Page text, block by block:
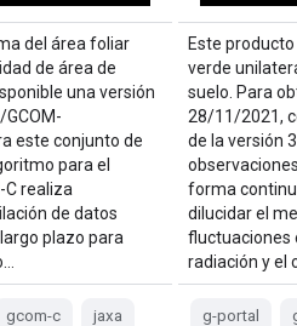
del área foliar
de área de
una versión
este conjunto de
para el
C realiza
de datos
plazo para
gcom-c jaxa
Este
verde
suelo. Para
28/11/2021,
de la versión
forma
dilucidar el
fluctuaciones
radiación y el
g-portal